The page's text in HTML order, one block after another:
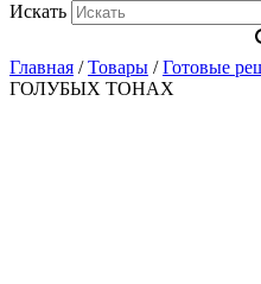
Искать
Главная /Товары /Готовые
ГОЛУБЫХ ТОНАХ